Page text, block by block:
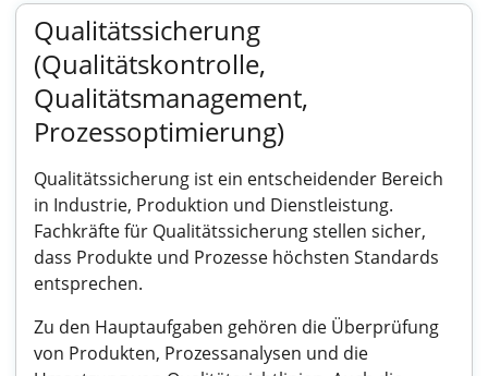
Qualitätssicherung
(Qualitätskontrolle,
Qualitätsmanagement,
Prozessoptimierung)
Qualitätssicherung ist ein entscheidender Bereich
in Industrie, Produktion und Dienstleistung.
Fachkräfte für Qualitätssicherung stellen sicher,
dass Produkte und Prozesse höchsten Standards
entsprechen.
Zu den Hauptaufgaben gehören die Überprüfung
von Produkten, Prozessanalysen und die